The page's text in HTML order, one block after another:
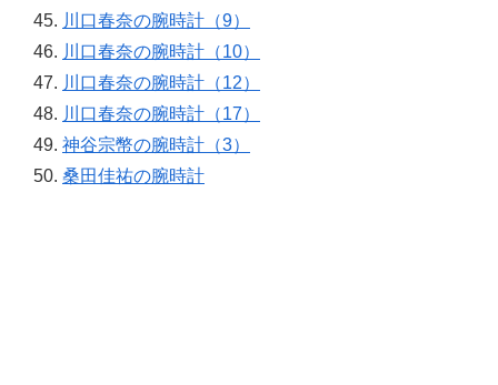
川口春奈の腕時計（9）
川口春奈の腕時計（10）
川口春奈の腕時計（12）
川口春奈の腕時計（17）
神谷宗幣の腕時計（3）
桑田佳祐の腕時計